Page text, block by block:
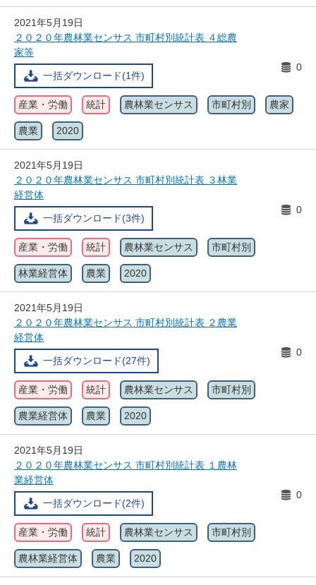
2021年5月19日
２０２０年農林業センサス 市町村別統計表 ４総農
家等
一括ダウンロード(1件)
0
産業・労働 統計 農林業センサス 市町村別 農家
農業 2020
2021年5月19日
２０２０年農林業センサス 市町村別統計表 ３林業
経営体
一括ダウンロード(3件)
0
産業・労働 統計 農林業センサス 市町村別
林業経営体 農業 2020
2021年5月19日
２０２０年農林業センサス 市町村別統計表 ２農業
経営体
一括ダウンロード(27件)
0
産業・労働 統計 農林業センサス 市町村別
農業経営体 農業 2020
2021年5月19日
２０２０年農林業センサス 市町村別統計表 １農林
業経営体
一括ダウンロード(2件)
0
産業・労働 統計 農林業センサス 市町村別
農林業経営体 農業 2020